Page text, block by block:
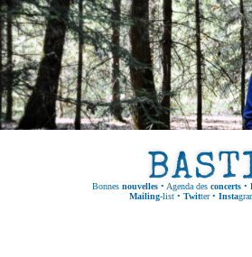
Bonnes nouvelles • Agenda des concerts •
Mailing-list• Twitter• Insta